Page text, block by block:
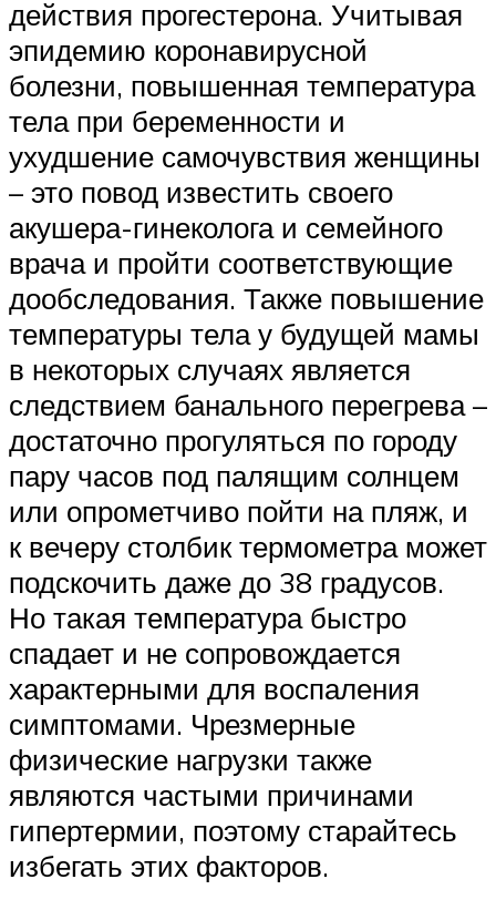
действия прогестерона. Учитывая
эпидемию коронавирусной
болезни, повышенная температура
тела при беременности и
ухудшение самочувствия женщины
– это повод известить своего
акушера-гинеколога и семейного
врача и пройти соответствующие
дообследования. Также повышение
температуры тела у будущей мамы
в некоторых случаях является
следствием банального перегрева –
достаточно прогуляться по городу
пару часов под палящим солнцем
или опрометчиво пойти на пляж, и
к вечеру столбик термометра может
подскочить даже до 38 градусов.
Но такая температура быстро
спадает и не сопровождается
характерными для воспаления
симптомами. Чрезмерные
физические нагрузки также
являются частыми причинами
гипертермии, поэтому старайтесь
избегать этих факторов.